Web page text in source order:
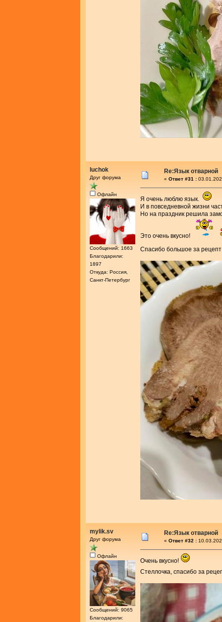
luchok
Друг форума
Офлайн
Сообщений: 1663
Благодарили:
1897
Откуда: Россия,
Санкт-Петербург
Re:Язык отварной
« Ответ #31 :
Я очень люблю язык.
И в повседневной жизни
Но на праздник решила
Это очень вкусно!
Спасибо большое за
mylik.sv
Друг форума
Офлайн
Сообщений: 9065
Благодарили:
Re:Язык отварной
« Ответ #32 :
Очень вкусно!
Стеллочка, спасибо за